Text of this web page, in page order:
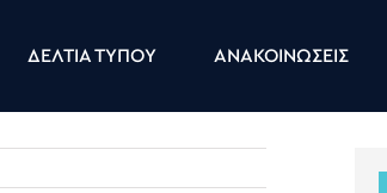
ΔΕΛΤΙΑ ΤΥΠΟΥ ΑΝΑΚΟΙΝΩΣΕΙΣ